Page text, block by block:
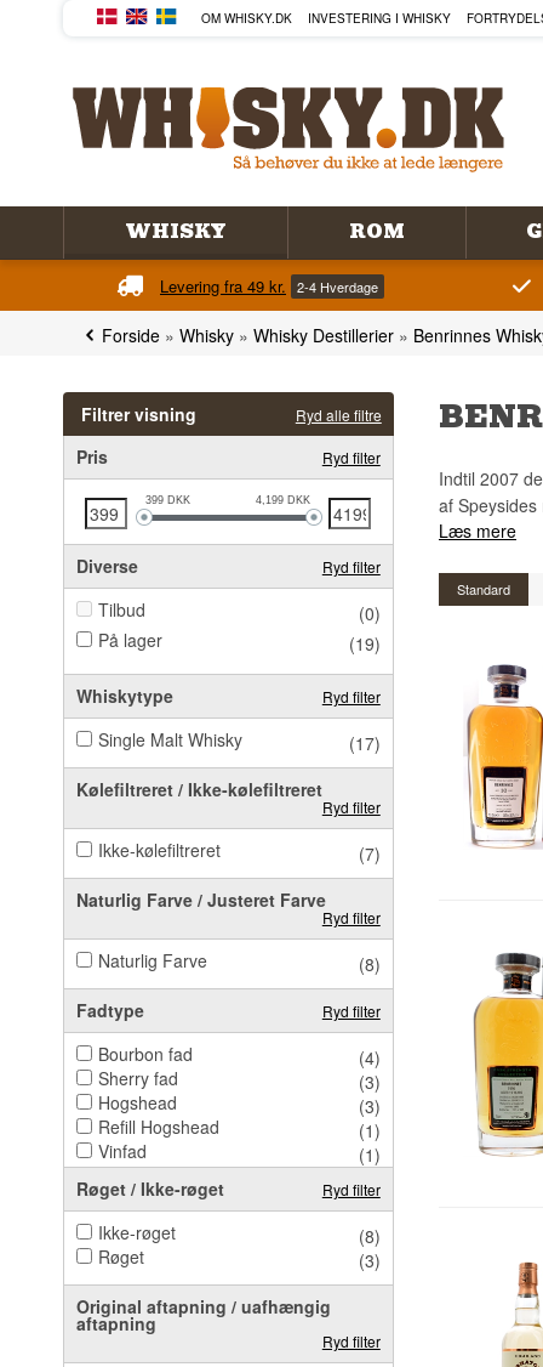
OM WHISKY.DK INVESTERING I WHISKY
WHISKY ROM
Levering fra 49 kr. 2-4 Hverdage
Forside » Whisky » Whisky Destillerier » Benrinnes
Filtrer visning Ryd alle filtre
Pris Ryd filter
399 DKK 4,199 DKK
Diverse Ryd filter
Tilbud
(0)
På lager
(19)
Whiskytype Ryd filter
Single Malt Whisky
(17)
Kølefiltreret / Ikke-kølefiltreret
Ryd filter
Ikke-kølefiltreret
(7)
Naturlig Farve / Justeret Farve
Ryd filter
Naturlig Farve
(8)
Fadtype
Ryd filter
Bourbon fad
(4)
Sherry fad
(3)
Hogshead
(3)
Refill Hogshead
(1)
Vinfad
(1)
Røget / Ikke-røget
Ryd filter
Ikke-røget
(8)
Røget
(3)
Original aftapning / uafhængig
aftapning
Ryd filter
Indtil 2007
af
Læs mere
Standard